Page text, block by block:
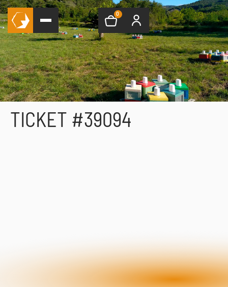
0
TICKET #39094